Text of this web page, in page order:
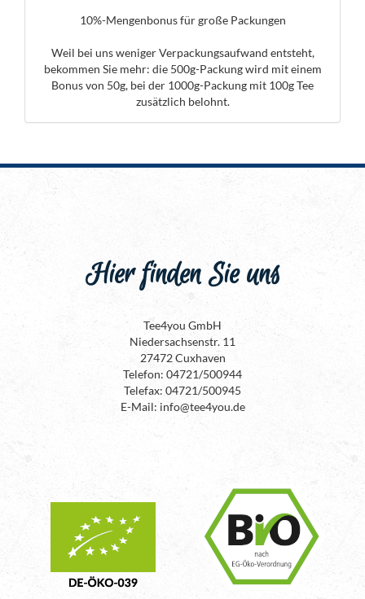
10%-Mengenbonus für große Packungen
Weil bei uns weniger Verpackungsaufwand entsteht,
bekommen Sie mehr: die 500g-Packung wird mit einem
Bonus von 50g, bei der 1000g-Packung mit 100g Tee
zusätzlich belohnt.
Hier finden Sie uns
Tee4you GmbH
Niedersachsenstr. 11
27472 Cuxhaven
Telefon: 04721/500944
Telefax: 04721/500945
E-Mail: info@tee4you.de